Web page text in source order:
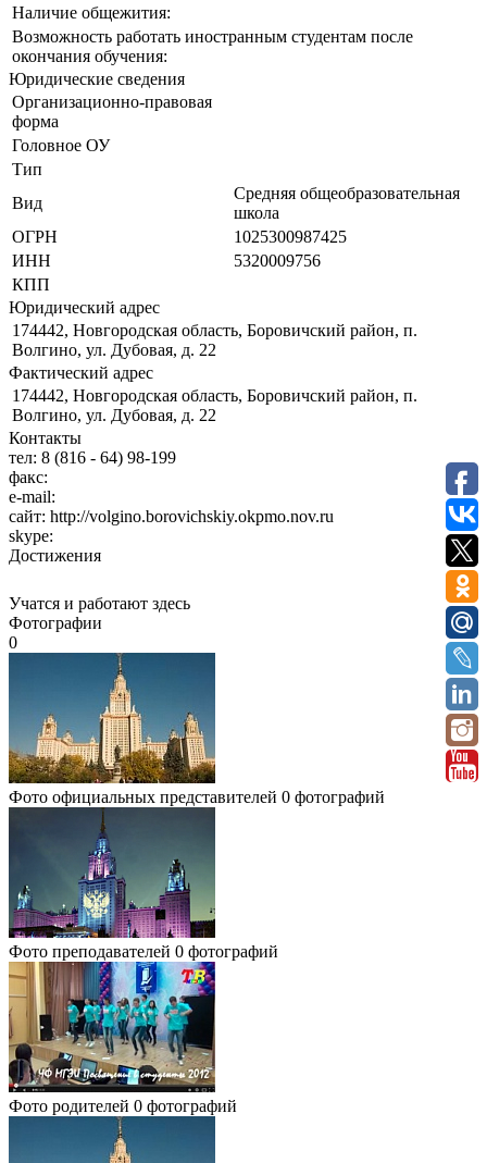
Наличие общежития:
Возможность работать иностранным студентам после
окончания обучения:
Юридические сведения
Организационно-правовая
форма
Головное ОУ
Тип
Вид
Средняя общеобразовательная
школа
ОГРН
1025300987425
ИНН
5320009756
КПП
Юридический адрес
174442, Новгородская область, Боровичский район, п.
Волгино, ул. Дубовая, д. 22
Фактический адрес
174442, Новгородская область, Боровичский район, п.
Волгино, ул. Дубовая, д. 22
Контакты
тел: 8 (816 - 64) 98-199
факс:
e-mail:
сайт: http://volgino.borovichskiy.okpmo.nov.ru
skype:
Достижения
Учатся и работают здесь
Фотографии
0
Фото официальных представителей 0 фотографий
Фото преподавателей 0 фотографий
Фото родителей 0 фотографий